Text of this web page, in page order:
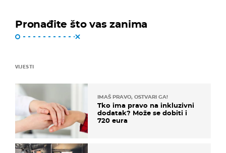
Pronađite što vas zanima
VIJESTI
IMAŠ PRAVO, OSTVARI GA!
Tko ima pravo na inkluzivni
dodatak? Može se dobiti i
720 eura